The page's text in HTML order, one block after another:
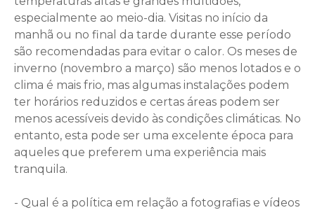
especialmente ao meio-dia. Visitas no início da
manhã ou no final da tarde durante esse período
são recomendadas para evitar o calor. Os meses de
inverno (novembro a março) são menos lotados e o
clima é mais frio, mas algumas instalações podem
ter horários reduzidos e certas áreas podem ser
menos acessíveis devido às condições climáticas. No
entanto, esta pode ser uma excelente época para
aqueles que preferem uma experiência mais
tranquila.
- Qual é a política em relação a fotografias e vídeos